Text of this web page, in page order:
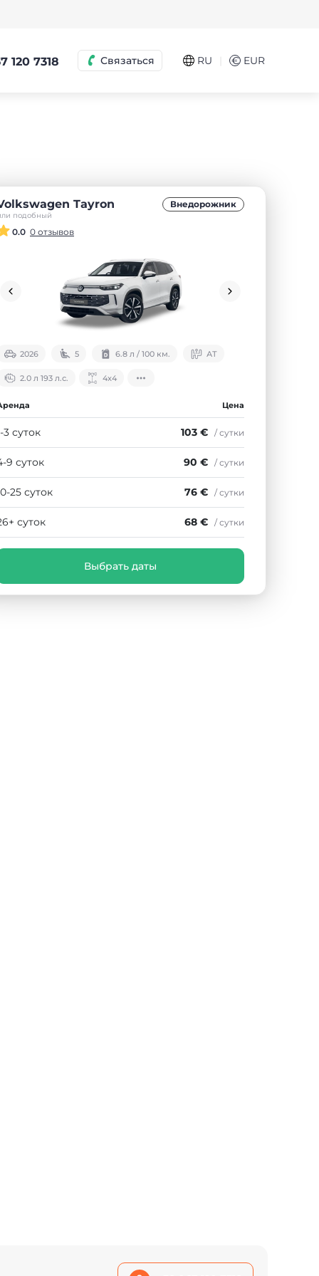
120 7318 Связаться RU € EUR
Tayron
подобный
Внедорожник
0.0 0 отзывов
2026 5 6.8 л / 100 км. АТ
2.0 л 193 л.с. 4х4
Цена
3 суток 103 € / сутки
9 суток 90 € / сутки
25 суток 76 € / сутки
суток 68 € / сутки
Выбрать даты